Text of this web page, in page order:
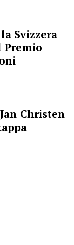
Svizzera
Premio
Christen